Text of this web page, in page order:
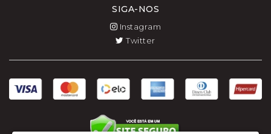
SIGA-NOS
Instagram
Twitter